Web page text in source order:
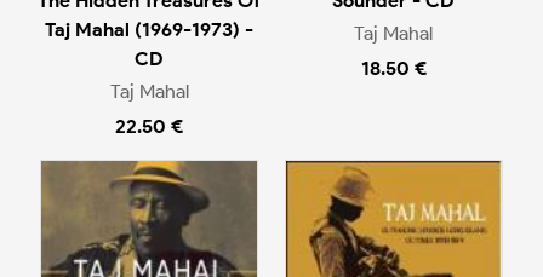
Taj Mahal (1969-1973) -
CD
Taj Mahal
22.50 €
Taj Mahal
18.50 €